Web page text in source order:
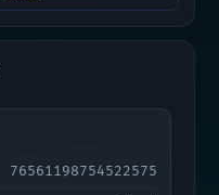
76561198754522575